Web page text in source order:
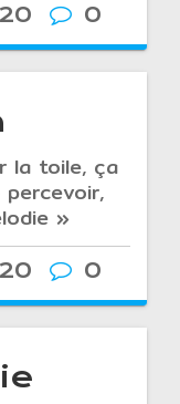
0
la toile, ça
percevoir,
»
0